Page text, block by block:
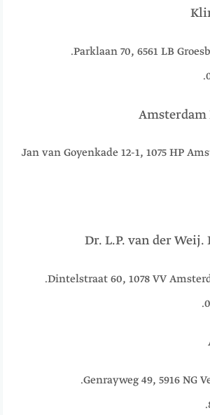
Parklaan 70, 6561 LB
Amsterdam
Jan van Goyenkade 12-1, 1075 HP
Dr. L.P. van der
Dintelstraat 60, 1078 VV
Genrayweg 49, 5916 NG